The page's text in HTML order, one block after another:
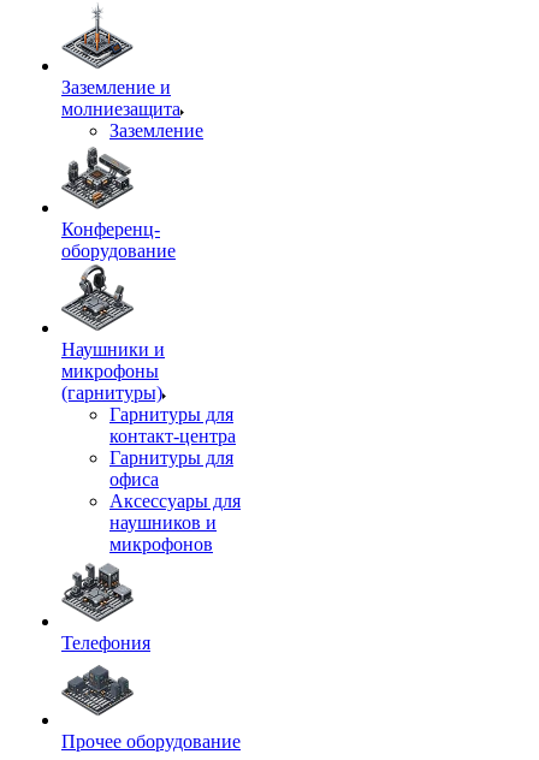
Заземление и
молниезащита
Заземление
Конференц-
оборудование
Наушники и
микрофоны
(гарнитуры)
Гарнитуры для
контакт-центра
Гарнитуры для
офиса
Аксессуары для
наушников и
микрофонов
Телефония
Прочее оборудование